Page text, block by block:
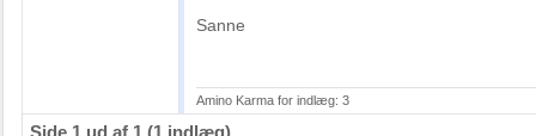
Sanne
Amino Karma for indlæg: 3
Side 1 ud af 1 (1 indlæg)